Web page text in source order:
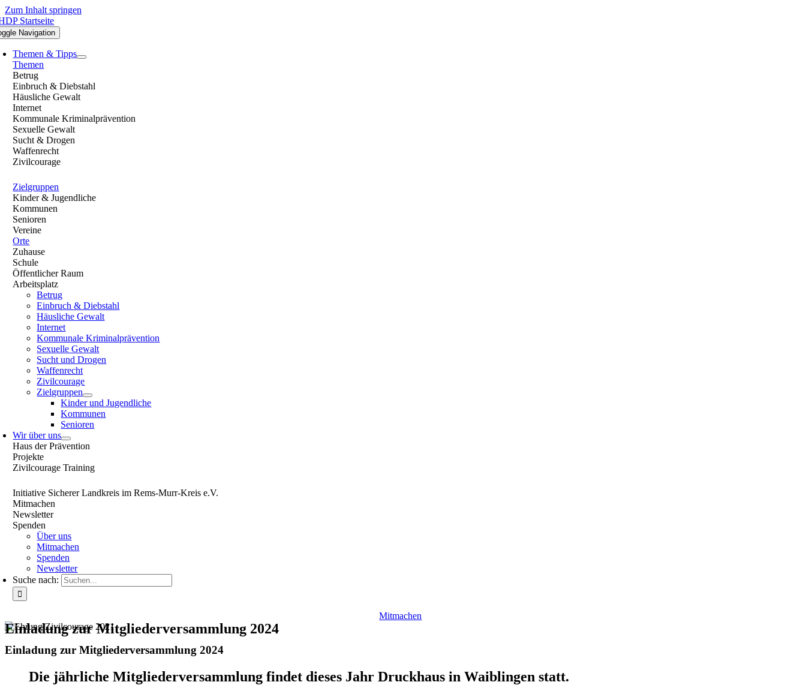
Zum Inhalt springen
Navigation
Themen & Tipps
Themen
Betrug
Einbruch & Diebstahl
Häusliche Gewalt
Internet
Kommunale Kriminalprävention
Sexuelle Gewalt
Sucht & Drogen
Waffenrecht
Zivilcourage
Zielgruppen
Kinder & Jugendliche
Kommunen
Senioren
Vereine
Orte
Zuhause
Schule
Öffentlicher Raum
Arbeitsplatz
Betrug
Einbruch & Diebstahl
Häusliche Gewalt
Internet
Kommunale Kriminalprävention
Sexuelle Gewalt
Sucht und Drogen
Waffenrecht
Zivilcourage
Zielgruppen
Kinder und Jugendliche
Kommunen
Senioren
Wir über uns
Haus der Prävention
Projekte
Zivilcourage Training
Initiative Sicherer Landkreis im Rems-Murr-Kreis e.V.
Mitmachen
Newsletter
Spenden
Über uns
Mitmachen
Spenden
Newsletter
Suche nach:
Mitmachen
Einladung zur Mitgliederversammlung 2024
Einladung zur Mitgliederversammlung 2024
Die jährliche Mitgliederversammlung findet dieses Jahr Druckhaus in Waiblingen statt.